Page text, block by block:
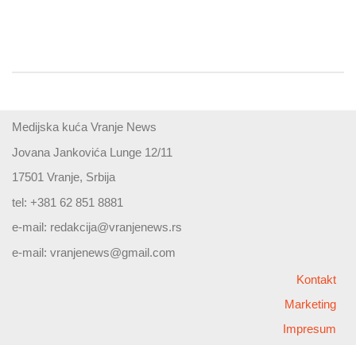
Medijska kuća Vranje News
Jovana Jankovića Lunge 12/11
17501 Vranje, Srbija
tel: +381 62 851 8881
e-mail: redakcija@vranjenews.rs
e-mail: vranjenews@gmail.com
Kontakt
Marketing
Impresum